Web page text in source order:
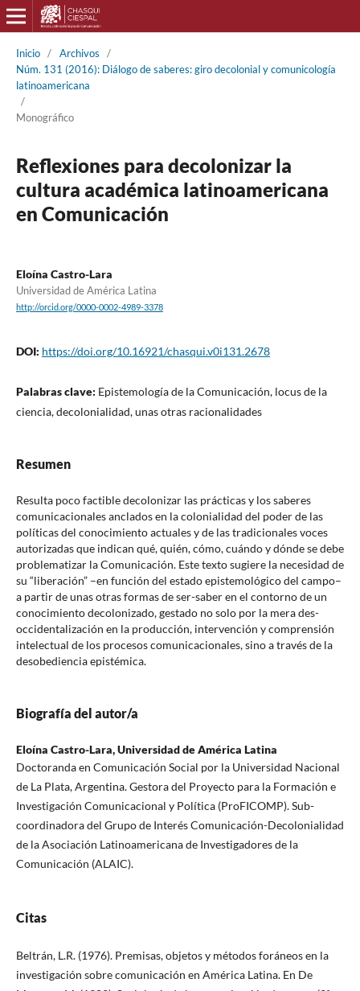
Inicio / Archivos
/
Núm. 131 (2016): Diálogo de saberes: giro decolonial y comunicología
latinoamericana
/
Monográfico
Reflexiones para decolonizar la
cultura académica latinoamericana
en Comunicación
Eloína Castro-Lara
Universidad de América Latina
http://orcid.org/0000-0002-4989-3378
DOI: https://doi.org/10.16921/chasqui.v0i131.2678
Palabras clave: Epistemología de la Comunicación, locus de la
ciencia, decolonialidad, unas otras racionalidades
Resumen
Resulta poco factible decolonizar las prácticas y los saberes
comunicacionales anclados en la colonialidad del poder de las
políticas del conocimiento actuales y de las tradicionales voces
autorizadas que indican qué, quién, cómo, cuándo y dónde se debe
problematizar la Comunicación. Este texto sugiere la necesidad de
su “liberación” –en función del estado epistemológico del campo–
a partir de unas otras formas de ser-saber en el contorno de un
conocimiento decolonizado, gestado no solo por la mera des-
occidentalización en la producción, intervención y comprensión
intelectual de los procesos comunicacionales, sino a través de la
desobediencia epistémica.
Biografía del autor/a
Eloína Castro-Lara,Universidad de América Latina
Doctoranda en Comunicación Social por la Universidad Nacional
de La Plata, Argentina. Gestora del Proyecto para la Formación e
Investigación Comunicacional y Política (ProFICOMP). Sub-
coordinadora del Grupo de Interés Comunicación-Decolonialidad
de la Asociación Latinoamericana de Investigadores de la
Comunicación (ALAIC).
Citas
Beltrán, L.R. (1976). Premisas, objetos y métodos foráneos en la
investigación sobre comunicación en América Latina. En De